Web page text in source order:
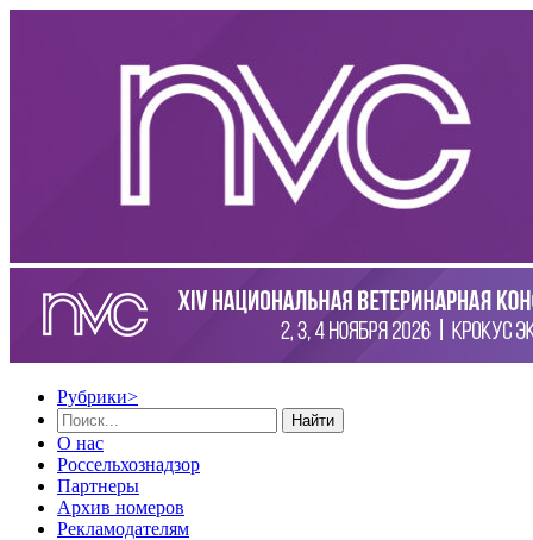
Рубрики>
Найти
О нас
Россельхознадзор
Партнеры
Архив номеров
Рекламодателям